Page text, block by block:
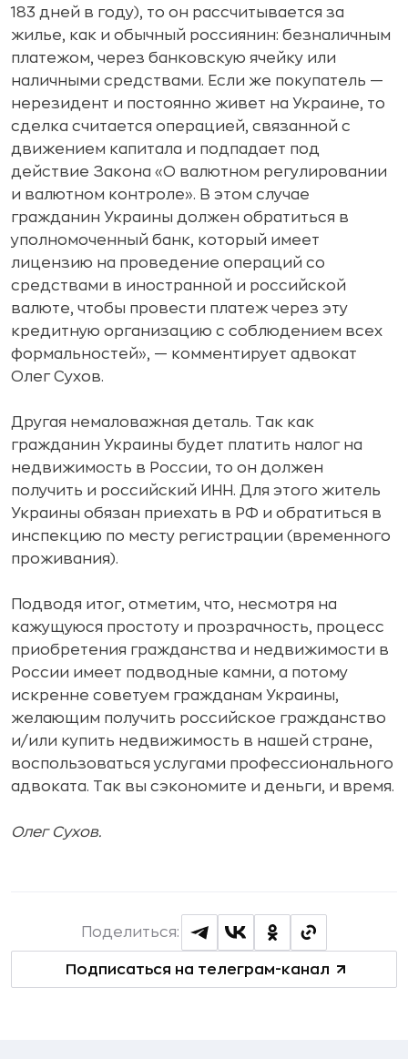
183 дней в году), то он рассчитывается за
жилье, как и обычный россиянин: безналичным
платежом, через банковскую ячейку или
наличными средствами. Если же покупатель —
нерезидент и постоянно живет на Украине, то
сделка считается операцией, связанной с
движением капитала и подпадает под
действие Закона «О валютном регулировании
и валютном контроле». В этом случае
гражданин Украины должен обратиться в
уполномоченный банк, который имеет
лицензию на проведение операций со
средствами в иностранной и российской
валюте, чтобы провести платеж через эту
кредитную организацию с соблюдением всех
формальностей», — комментирует адвокат
Олег Сухов.
Другая немаловажная деталь. Так как
гражданин Украины будет платить налог на
недвижимость в России, то он должен
получить и российский ИНН. Для этого житель
Украины обязан приехать в РФ и обратиться в
инспекцию по месту регистрации (временного
проживания).
Подводя итог, отметим, что, несмотря на
кажущуюся простоту и прозрачность, процесс
приобретения гражданства и недвижимости в
России имеет подводные камни, а потому
искренне советуем гражданам Украины,
желающим получить российское гражданство
и/или купить недвижимость в нашей стране,
воспользоваться услугами профессионального
адвоката. Так вы сэкономите и деньги, и время.
Олег Сухов.
Подписаться на телеграм-канал
Поделиться: